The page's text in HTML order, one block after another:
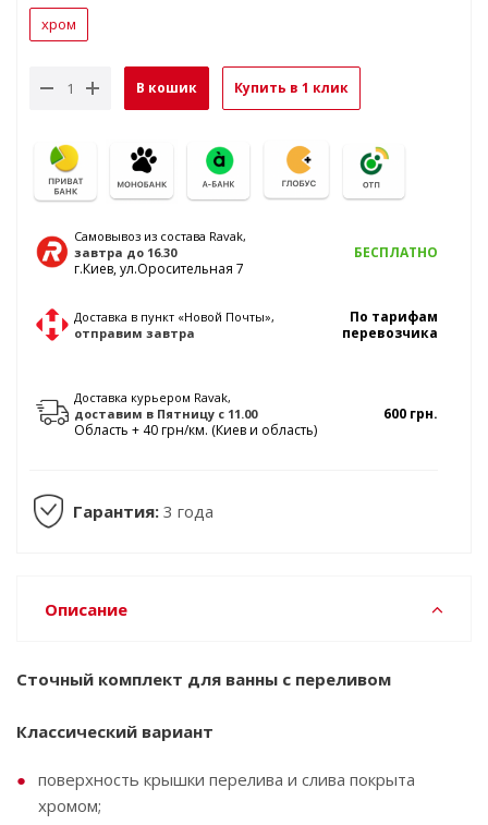
хром
В кошик Купить в 1 клик
Самовывоз из состава Ravak,
завтра до 16.30
г.Киев, ул.Оросительная 7
БЕСПЛАТНО
Доставка в пункт «Новой Почты»,
отправимзавтра
По тарифам
перевозчика
Доставка курьером Ravak,
доставим в Пятницу с 11.00
Область + 40 грн/км. (Киев и область)
600 грн.
Гарантия: 3 года
Описание
Сточный комплект для ванны с переливом
Классический вариант
поверхность крышки перелива и слива покрыта
хромом;